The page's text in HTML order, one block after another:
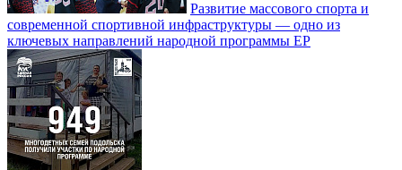
Развитие массового спорта и
современной спортивной инфраструктуры — одно из
ключевых направлений народной программы ЕР